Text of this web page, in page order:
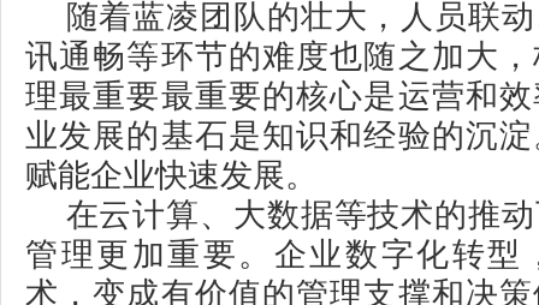
随着蓝凌团队的壮大，人员联
讯通畅等环节的难度也随之加大
理最重要最重要的核心是运营和
业发展的基石是知识和经验的沉
赋能企业快速发展。
在云计算、大数据等技术的推
管理更加重要。企业数字化转型
术，变成有价值的管理支撑和决